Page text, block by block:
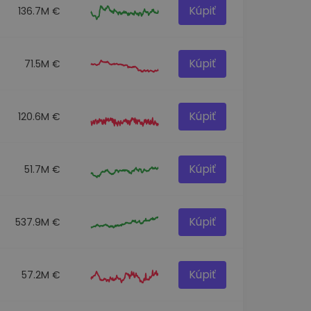
136.7M € Kúpiť
71.5M € Kúpiť
120.6M € Kúpiť
51.7M € Kúpiť
537.9M € Kúpiť
57.2M € Kúpiť